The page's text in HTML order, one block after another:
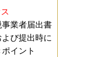
業者届出書
び提出時に
イント